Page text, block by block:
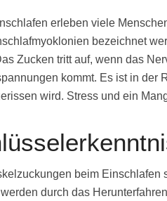
erleben viele
bezeichnet
Zucken tritt auf, wenn das
kommt. Es ist in der
wird. Stress und ein
beim Einschlafen
durch das